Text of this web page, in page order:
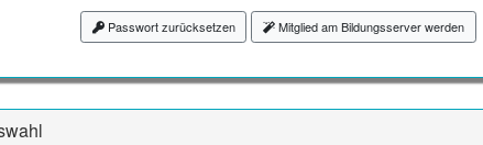
Passwort zurücksetzen Mitglied am Bildungsserver werden